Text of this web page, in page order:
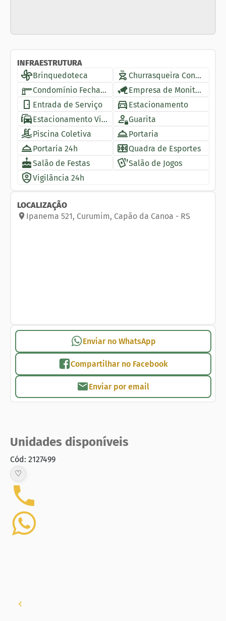
INFRAESTRUTURA
Brinquedoteca
Churrasqueira Condomínio
Condomínio Fechado
Empresa de Monitoramento
Entrada de Serviço
Estacionamento
Estacionamento Visitantes
Guarita
Piscina Coletiva
Portaria
Portaria 24h
Quadra de Esportes
Salão de Festas
Salão de Jogos
Vigilância 24h
LOCALIZAÇÃO
Ipanema 521, Curumim, Capão da Canoa - RS
Enviar no WhatsApp
Compartilhar no Facebook
Enviar por email
Unidades disponíveis
Cód: 2127499
♡